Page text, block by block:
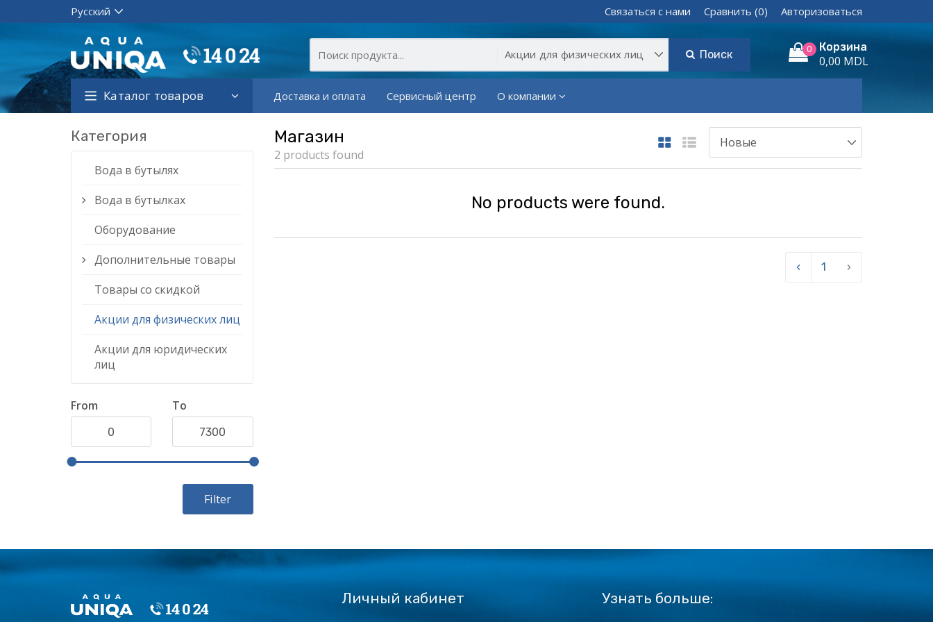
Связаться с нами Сравнить (0) Авторизоваться
0 Корзина
0,00 MDL
Поиск
Каталог товаров Доставка и оплата Сервисный центр О компании
Категория
Вода в бутылях
Вода в бутылках
Оборудование
Дополнительные товары
Товары со скидкой
Акции для физических лиц
Акции для юридических
лиц
From To
Filter
Магазин
2 products found
No products were found.
‹ 1 ›
Личный кабинет Узнать больше: